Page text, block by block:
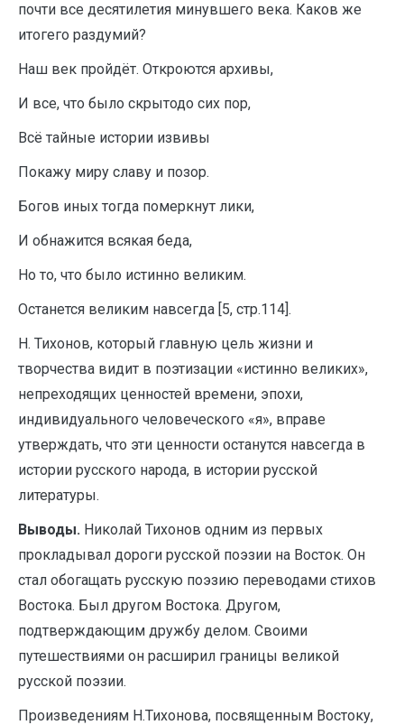
почти все десятилетия минувшего века. Каков же
итогего раздумий?
Наш век пройдёт. Откроются архивы,
И все, что было скрытодо сих пор,
Всё тайные истории извивы
Покажу миру славу и позор.
Богов иных тогда померкнут лики,
И обнажится всякая беда,
Но то, что было истинно великим.
Останется великим навсегда [5, стр.114].
Н. Тихонов, который главную цель жизни и
творчества видит в поэтизации «истинно великих»,
непреходящих ценностей времени, эпохи,
индивидуального человеческого «я», вправе
утверждать, что эти ценности останутся навсегда в
истории русского народа, в истории русской
литературы.
Выводы. Николай Тихонов одним из первых
прокладывал дороги русской поэзии на Восток. Он
стал обогащать русскую поэзию переводами стихов
Востока. Был другом Востока. Другом,
подтверждающим дружбу делом. Своими
путешествиями он расширил границы великой
русской поэзии.
Произведениям Н.Тихонова, посвященным Востоку,